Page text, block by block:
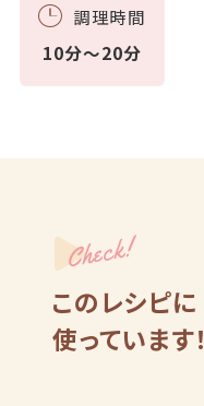
調理時間
10分～20分
Check!
このレシピに
使っています！